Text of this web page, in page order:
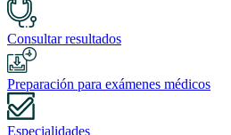
Consultar resultados
Preparación para exámenes médicos
Especialidades